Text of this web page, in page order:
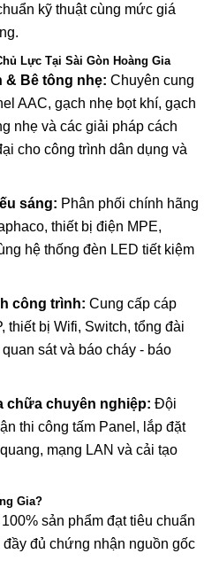
kỹ thuật cùng mức giá
Lực Tại Sài Gòn Hoàng Gia
& Bê tông nhẹ: Chuyên cung
AAC, gạch nhẹ bọt khí, gạch
nhẹ và các giải pháp cách
cho công trình dân dụng và
sáng: Phân phối chính hãng
thiết bị điện MPE,
hệ thống đèn LED tiết kiệm
công trình: Cung cấp cáp
thiết bị Wifi, Switch, tổng đài
sát và báo cháy - báo
chữa chuyên nghiệp: Đội
thi công tấm Panel, lắp đặt
mạng LAN và cải tạo
Gia?
100% sản phẩm đạt tiêu chuẩn
đầy đủ chứng nhận nguồn gốc